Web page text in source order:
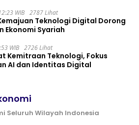
WIB 2787 Lihat
Teknologi Digital Dorong
Ekonomi Syariah
WIB 2726 Lihat
Kemitraan Teknologi, Fokus
AI dan Identitas Digital
Seluruh Wilayah Indonesia